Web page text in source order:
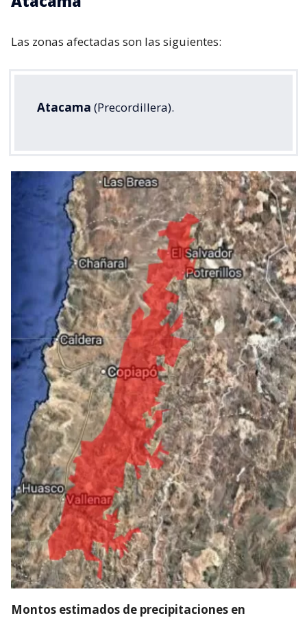
Las zonas afectadas son las siguientes:
Atacama (Precordillera).
Montos estimados de precipitaciones en